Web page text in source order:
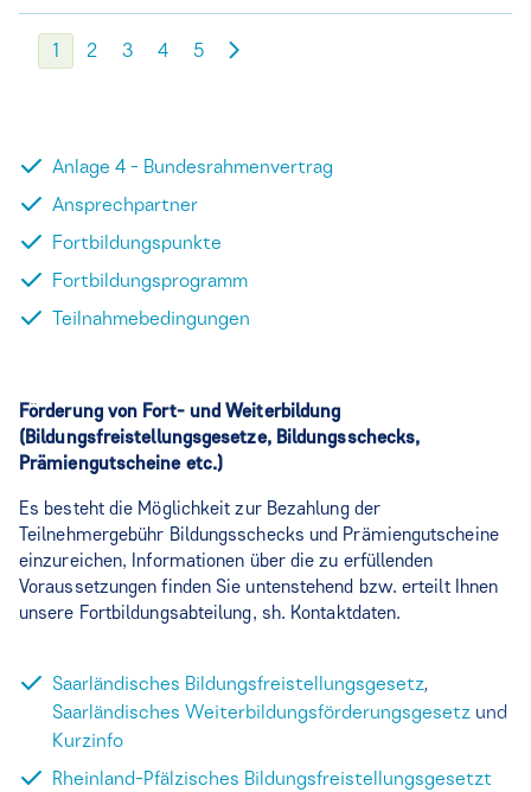
1 2 3 4 5
Anlage 4 - Bundesrahmenvertrag
Ansprechpartner
Fortbildungspunkte
Fortbildungsprogramm
Teilnahmebedingungen
Förderung von Fort- und Weiterbildung
(Bildungsfreistellungsgesetze, Bildungsschecks,
Prämiengutscheine etc.)
Es besteht die Möglichkeit zur Bezahlung der
Teilnehmergebühr Bildungsschecks und Prämiengutscheine
einzureichen, Informationen über die zu erfüllenden
Voraussetzungen finden Sie untenstehend bzw. erteilt Ihnen
unsere Fortbildungsabteilung, sh. Kontaktdaten.
Saarländisches Bildungsfreistellungsgesetz,
Saarländisches Weiterbildungsförderungsgesetz und
Kurzinfo
Rheinland-Pfälzisches Bildungsfreistellungsgesetzt